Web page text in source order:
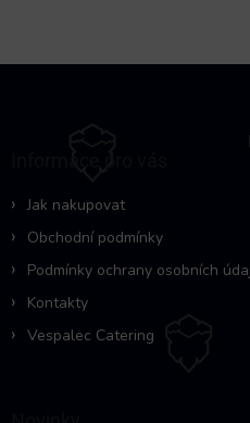
Jak nakupovat
Obchodní podmínky
Podmínky ochrany osobních
Kontakty
Vespalec Catering